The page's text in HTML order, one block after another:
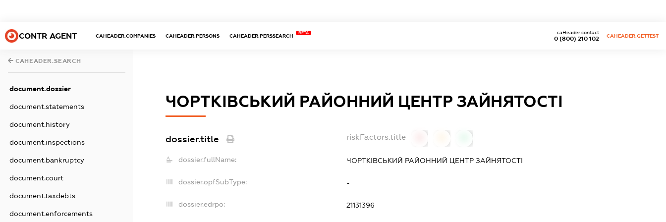
CONTR AGENT CAHEADER.COMPANIES CAHEADER.PERSONS CAHEADER.PERSSEARCH
BETA
0 (800) 210 102
caHeader.contact
CAHEADER.GETTEST
CAHEADER.SEARCH
document.dossier
document.statements
document.history
document.inspections
document.bankruptcy
document.court
document.taxdebts
document.enforcements
ЧОРТКІВСЬКИЙ РАЙОННИЙ ЦЕНТР ЗАЙНЯТОСТІ
dossier.title riskFactors.title
dossier.fullName: ЧОРТКІВСЬКИЙ РАЙОННИЙ ЦЕНТР ЗАЙНЯТОСТІ
dossier.opfSubType: -
dossier.edrpo: 21131396